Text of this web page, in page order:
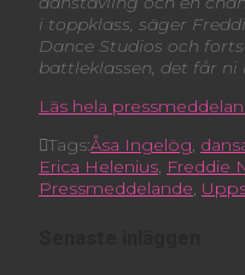
i toppklass, säger
Dance Studios och
battleklassen, det får ni
Läs hela
Tags:Åsa Ingelög
Erica Helenius Freddie
Pressmeddelande